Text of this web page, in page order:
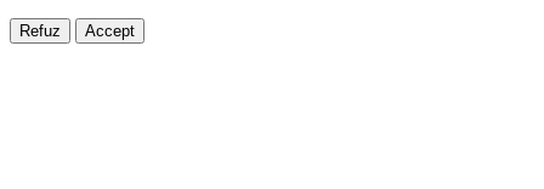
Refuz Accept